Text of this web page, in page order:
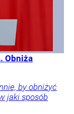
Obniża
by obniżyć
jaki sposób